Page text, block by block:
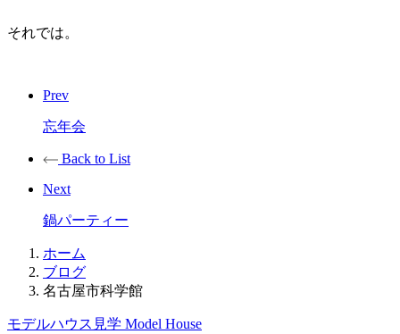
それでは。
Prev
忘年会
Back to List
Next
鍋パーティー
ホーム
ブログ
名古屋市科学館
モデルハウス見学 Model House